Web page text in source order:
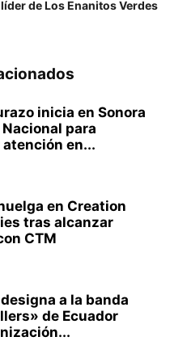
líder de Los Enanitos Verdes
inicia en Sonora
para
en...
en Creation
tras alcanzar
CTM
a la banda
de Ecuador